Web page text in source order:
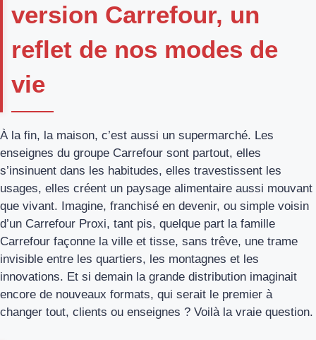
version Carrefour, un
reflet de nos modes de
vie
À la fin, la maison, c’est aussi un supermarché. Les
enseignes du groupe Carrefour sont partout, elles
s’insinuent dans les habitudes, elles travestissent les
usages, elles créent un paysage alimentaire aussi mouvant
que vivant. Imagine, franchisé en devenir, ou simple voisin
d’un Carrefour Proxi, tant pis, quelque part la famille
Carrefour façonne la ville et tisse, sans trêve, une trame
invisible entre les quartiers, les montagnes et les
innovations. Et si demain la grande distribution imaginait
encore de nouveaux formats, qui serait le premier à
changer tout, clients ou enseignes ? Voilà la vraie question.